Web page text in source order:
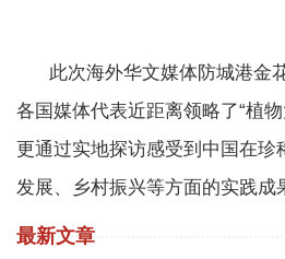
此次海外华文媒体防城港金
各国媒体代表近距离领略了“植物
更通过实地探访感受到中国在珍
发展、乡村振兴等方面的实践成
最新文章